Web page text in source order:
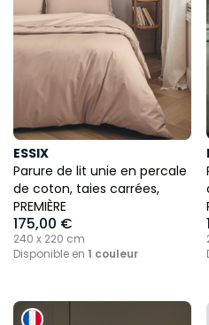
ESSIX
Parure de lit unie en percale
de coton, taies carrées,
PREMIÈRE
175,00 €
240 x 220 cm
Disponible en 1 couleur